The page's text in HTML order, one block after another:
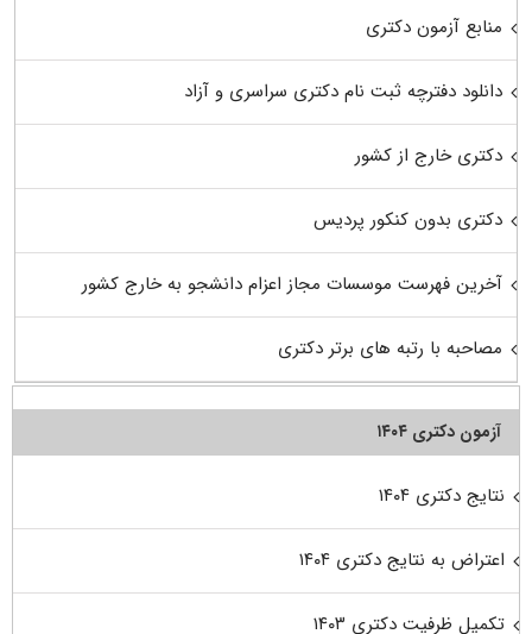
منابع آزمون دکتری
دانلود دفترچه ثبت نام دکتری سراسری و آزاد
دکتری خارج از کشور
دکتری بدون کنکور پردیس
آخرین فهرست موسسات مجاز اعزام دانشجو به خارج کشور
مصاحبه با رتبه های برتر دکتری
آزمون دکتری ۱۴۰۴
نتایج دکتری ۱۴۰۴
اعتراض به نتایج دکتری ۱۴۰۴
تکمیل ظرفیت دکتری ۱۴۰۳